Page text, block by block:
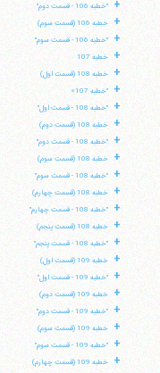
+ "خطبه 106 - قسمت دوم"
+ خطبه 106 (قسمت سوم)
+ "خطبه 106 - قسمت سوم"
+ خطبه 107
+ خطبه 108 (قسمت اول)
+ "خطبه 107»
+ "خطبه 108 - قسمت اول"
+ خطبه 108 (قسمت دوم)
+ "خطبه 108 - قسمت دوم"
+ خطبه 108 (قسمت سوم)
+ "خطبه 108 - قسمت سوم"
+ خطبه 108 (قسمت چهارم)
+ "خطبه 108 - قسمت چهارم"
+ خطبه 108 (قسمت پنجم)
+ "خطبه 108 - قسمت پنجم"
+ خطبه 109 (قسمت اول)
+ "خطبه 109 - قسمت اول"
+ خطبه 109 (قسمت دوم)
+ "خطبه 109 - قسمت دوم"
+ خطبه 109 (قسمت سوم)
+ "خطبه 109 - قسمت سوم"
+ خطبه 109 (قسمت چهارم)